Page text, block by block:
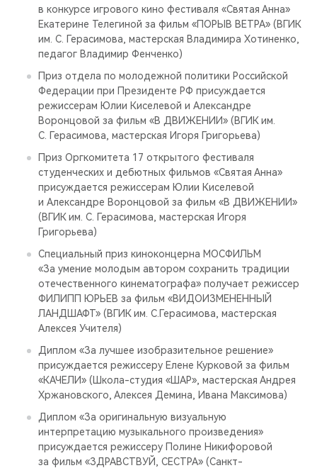
в конкурсе игрового кино фестиваля «Святая Анна»
Екатерине Телегиной за фильм «ПОРЫВ ВЕТРА» (ВГИК
им. С. Герасимова, мастерская Владимира Хотиненко,
педагог Владимир Фенченко)
Приз отдела по молодежной политики Российской
Федерации при Президенте РФ присуждается
режиссерам Юлии Киселевой и Александре
Воронцовой за фильм «В ДВИЖЕНИИ» (ВГИК им.
С. Герасимова, мастерская Игоря Григорьева)
Приз Оргкомитета 17 открытого фестиваля
студенческих и дебютных фильмов «Святая Анна»
присуждается режиссерам Юлии Киселевой
и Александре Воронцовой за фильм «В ДВИЖЕНИИ»
(ВГИК им. С. Герасимова, мастерская Игоря
Григорьева)
Специальный приз киноконцерна МОСФИЛЬМ
«За умение молодым автором сохранить традиции
отечественного кинематографа» получает режиссер
ФИЛИПП ЮРЬЕВ за фильм «ВИДОИЗМЕНЕННЫЙ
ЛАНДШАФТ» (ВГИК им. С.Герасимова, мастерская
Алексея Учителя)
Диплом «За лучшее изобразительное решение»
присуждается режиссеру Елене Курковой за фильм
«КАЧЕЛИ» (Школа-студия «ШАР», мастерская Андрея
Хржановского, Алексея Демина, Ивана Максимова)
Диплом «За оригинальную визуальную
интерпретацию музыкального произведения»
присуждается режиссеру Полине Никифоровой
за фильм «ЗДРАВСТВУЙ, СЕСТРА» (Санкт-